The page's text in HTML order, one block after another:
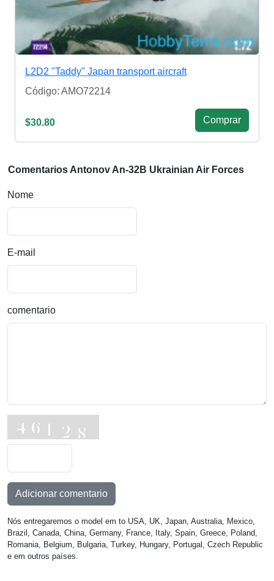
L2D2 "Taddy" Japan transport aircraft
Código: AMO72214
$30.80 Сomprar
Comentarios Antonov An-32B Ukrainian Air Forces
Nome
E-mail
comentario
Adicionar comentario
Nós entregaremos o model em to USA, UK, Japan, Australia, Mexico,
Brazil, Canada, China, Germany, France, Italy, Spain, Greece, Poland,
Romania, Belgium, Bulgaria, Turkey, Hungary, Portugal, Czech Republic
e em outros países.